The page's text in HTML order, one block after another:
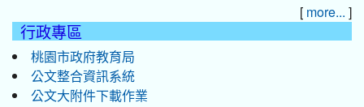
[ more... ]
行政專區
桃園市政府教育局
公文整合資訊系統
公文大附件下載作業